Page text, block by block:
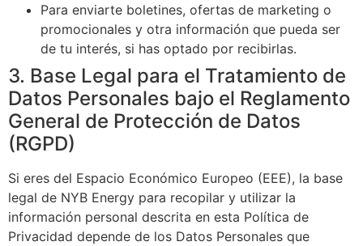
Para enviarte boletines, ofertas de marketing o
promocionales y otra información que pueda ser
de tu interés, si has optado por recibirlas.
3. Base Legal para el Tratamiento de
Datos Personales bajo el Reglamento
General de Protección de Datos
(RGPD)
Si eres del Espacio Económico Europeo (EEE), la base
legal de NYB Energy para recopilar y utilizar la
información personal descrita en esta Política de
Privacidad depende de los Datos Personales que